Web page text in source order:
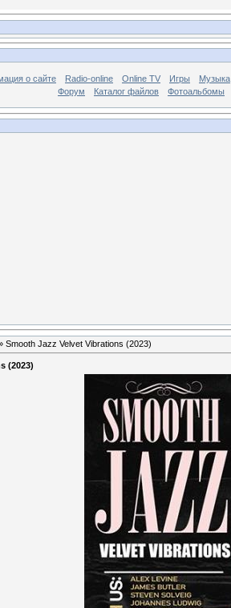
о сайте Radio-online Online TV Игры
Музыка
Форум
Каталог файлов Фотоальбомы
Smooth Jazz Velvet Vibrations (2023)
(2023)